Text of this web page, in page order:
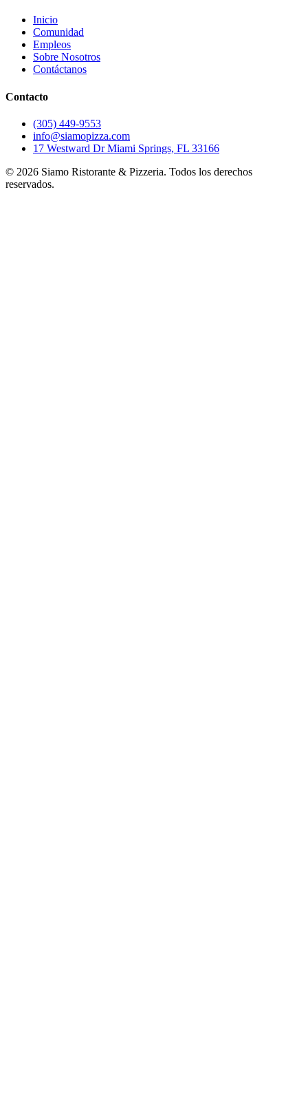
Inicio
Comunidad
Empleos
Sobre Nosotros
Contáctanos
Contacto
(305) 449-9553
info@siamopizza.com
17 Westward Dr Miami Springs, FL 33166
© 2026 Siamo Ristorante & Pizzeria. Todos los derechos
reservados.